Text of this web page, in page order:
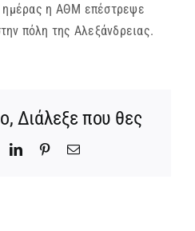
η ΑΘΜ επέστρεψε
πόλη της Αλεξάνδρειας.
Διάλεξε που θες
LinkedInPinterestEmail